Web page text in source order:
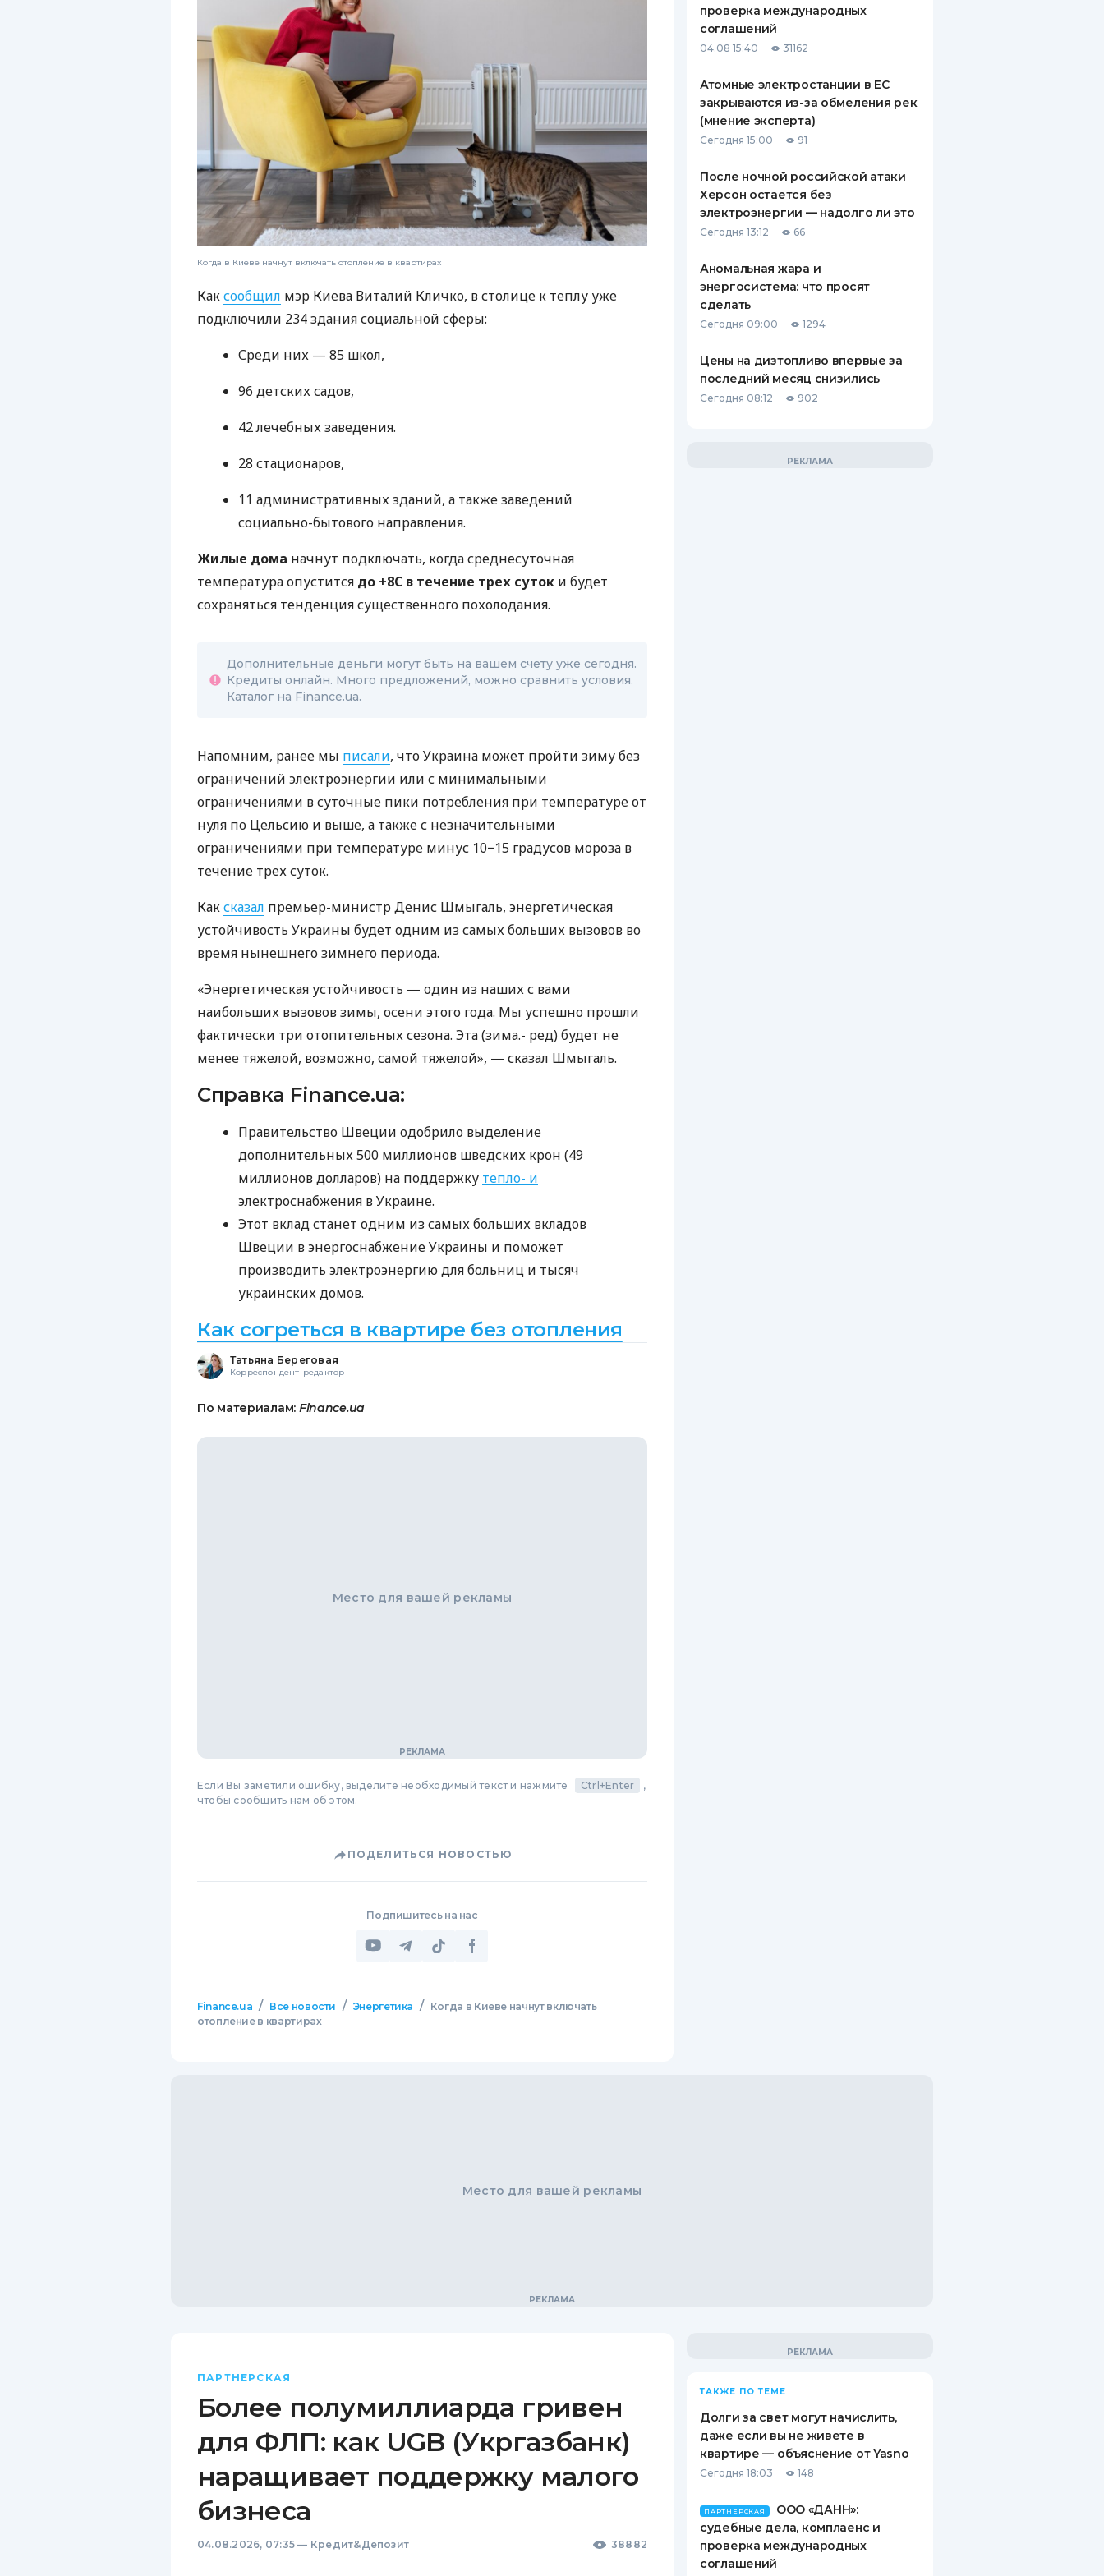
БАНКОВСКИМ КАРТАМ
ПУТЕВОДИТЕЛИ ПО
СТРАХОВЫЕ КОМПАНИИ
ОТЗЫВЫ О СТРАХОВЫХ
ДОСТАВКА И ОПЛАТА
КОНТАКТЫ
Когда в Киеве начнут включать отопление в квартирах
Каксообщил мэр Киева Виталий Кличко, в столице к теплу уже
подключили 234 здания социальной сферы:
Среди них — 85 школ,
96 детских садов,
42 лечебных заведения.
28 стационаров,
11 административных зданий, а также заведений
социально-бытового направления.
Жилые дома начнут подключать, когда среднесуточная
температура опустится до +8С в течение трех суток и будет
сохраняться тенденция существенного похолодания.
Дополнительные деньги могут быть на вашем счету уже сегодня.
Кредиты онлайн. Много предложений, можно сравнить условия.
Каталог на Finance.ua.
Напомним, ранее мы писали, что Украина может пройти зиму без
ограничений электроэнергии или с минимальными
ограничениями в суточные пики потребления при температуре от
нуля по Цельсию и выше, а также с незначительными
ограничениями при температуре минус 10−15 градусов мороза в
течение трех суток.
Каксказал премьер-министр Денис Шмыгаль, энергетическая
устойчивость Украины будет одним из самых больших вызовов во
время нынешнего зимнего периода.
«Энергетическая устойчивость — один из наших с вами
наибольших вызовов зимы, осени этого года. Мы успешно прошли
фактически три отопительных сезона. Эта (зима.- ред) будет не
менее тяжелой, возможно, самой тяжелой», — сказал Шмыгаль.
Справка Finance.ua:
Правительство Швеции одобрило выделение
дополнительных 500 миллионов шведских крон (49
миллионов долларов) на поддержку тепло- и
электроснабжения в Украине.
Этот вклад станет одним из самых больших вкладов
Швеции в энергоснабжение Украины и поможет
производить электроэнергию для больниц и тысяч
украинских домов.
Как согреться в квартире без отопления
Татьяна Береговая
Корреспондент-редактор
По материалам: Finance.ua
Место для вашей рекламы
Если Вы заметили ошибку, выделите необходимый текст и нажмите Ctrl+Enter
,
чтобы сообщить нам об этом.
ПОДЕЛИТЬСЯ НОВОСТЬЮ
Подпишитесь на нас
Finance.ua / Все новости / Энергетика /
Когда в Киеве начнут включать
отопление в квартирах
проверка международных
соглашений
04.08 15:40 31162
Атомные электростанции в ЕС
закрываются из-за обмеления рек
(мнение эксперта)
Сегодня 15:00 91
После ночной российской атаки
Херсон остается без
электроэнергии — надолго ли это
Сегодня 13:12 66
Аномальная жара и
энергосистема: что просят
сделать
Сегодня 09:00 1294
Цены на дизтопливо впервые за
последний месяц снизились
Сегодня 08:12 902
Место для вашей рекламы
ПАРТНЕРСКАЯ
Более полумиллиарда гривен
для ФЛП: как UGB (Укргазбанк)
наращивает поддержку малого
бизнеса
04.08.2026, 07:35 — Кредит&Депозит 38882
ТАКЖЕ ПО ТЕМЕ
Долги за свет могут начислить,
даже если вы не живете в
квартире — объяснение от Yasno
Сегодня 18:03 148
ПАРТНЕРСКАЯ
ООО «ДАНН»:
судебные дела, комплаенс и
проверка международных
соглашений